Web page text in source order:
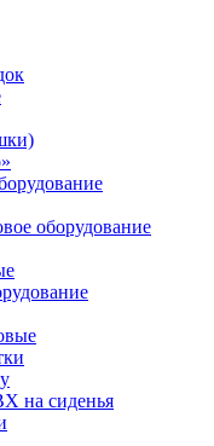
оборудование
на сиденья